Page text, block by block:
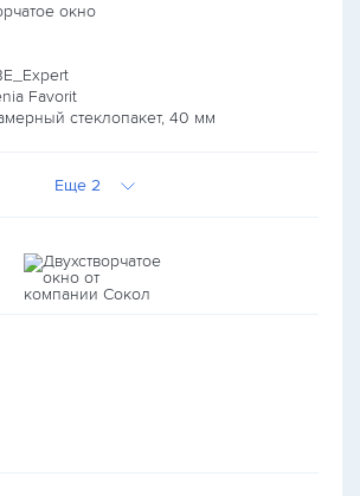
окно
Favorit
стеклопакет, 40 мм
Еще 2